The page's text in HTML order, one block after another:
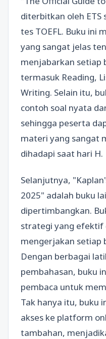
diterbitkan oleh ETS
tes TOEFL. Buku ini
yang sangat jelas
menjabarkan setiap
termasuk Reading,
Writing. Selain itu,
contoh soal nyata
sehingga peserta
materi yang sangat
dihadapi saat hari H.
Selanjutnya,
2025" adalah buku
dipertimbangkan.
strategi yang efektif
mengerjakan setiap
Dengan berbagai
pembahasan, buku
pembaca untuk
Tak hanya itu, buku
akses ke platform
tambahan,